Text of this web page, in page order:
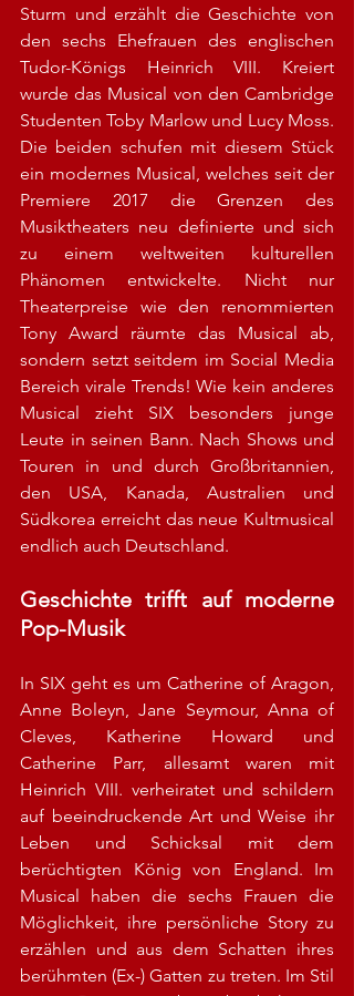
Sturm und erzählt die Geschichte von
den sechs Ehefrauen des englischen
Tudor-Königs Heinrich VIII. Kreiert
wurde das Musical von den Cambridge
Studenten Toby Marlow und Lucy Moss.
Die beiden schufen mit diesem Stück
ein modernes Musical, welches seit der
Premiere 2017 die Grenzen des
Musiktheaters neu definierte und sich
zu einem weltweiten kulturellen
Phänomen entwickelte. Nicht nur
Theaterpreise wie den renommierten
Tony Award räumte das Musical ab,
sondern setzt seitdem im Social Media
Bereich virale Trends! Wie kein anderes
Musical zieht SIX besonders junge
Leute in seinen Bann. Nach Shows und
Touren in und durch Großbritannien,
den USA, Kanada, Australien und
Südkorea erreicht das neue Kultmusical
endlich auch Deutschland.
Geschichte trifft auf moderne
Pop-Musik
In SIX geht es um Catherine of Aragon,
Anne Boleyn, Jane Seymour, Anna of
Cleves, Katherine Howard und
Catherine Parr, allesamt waren mit
Heinrich VIII. verheiratet und schildern
auf beeindruckende Art und Weise ihr
Leben und Schicksal mit dem
berüchtigten König von England. Im
Musical haben die sechs Frauen die
Möglichkeit, ihre persönliche Story zu
erzählen und aus dem Schatten ihres
berühmten (Ex-) Gatten zu treten. Im Stil